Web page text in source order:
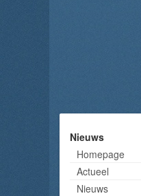
Nieuws
Homepage
Actueel
Nieuws